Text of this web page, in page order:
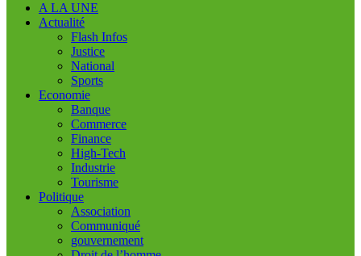
A LA UNE
Actualité
Flash Infos
Justice
National
Sports
Economie
Banque
Commerce
Finance
High-Tech
Industrie
Tourisme
Politique
Association
Communiqué
gouvernement